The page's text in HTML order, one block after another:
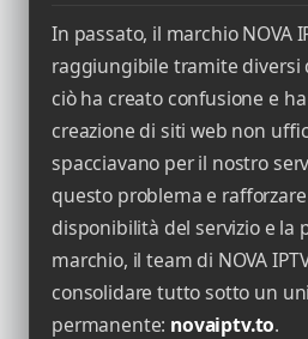
In passato, il marchio NOVA
raggiungibile tramite diversi
ciò ha creato confusione e
creazione di siti web non
spacciavano per il nostro
questo problema e
disponibilità del servizio e la
marchio, il team di NOVA
consolidare tutto sotto un
permanente: novaiptv.to.